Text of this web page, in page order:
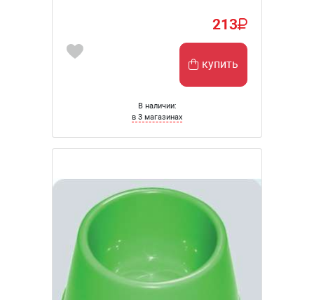
213
купить
В наличии:
в 3 магазинах